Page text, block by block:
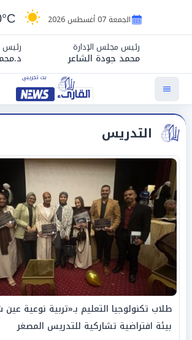
الجمعة 07 أغسطس 2026
رئيس مجلس الإدارة
محمد جودة الشاعر
رئيس
التدريس
طلاب تكنولوجيا التعليم بـ«تربية نوعية
بيئة افتراضية تشاركية للتدريس المصغر